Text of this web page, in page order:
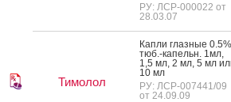
РУ: ЛСР-000022 от
28.03.07
Тимолол
Кап­ли глаз­ные
тюб.-ка­пельн. 1мл,
1,5 мл, 2 мл, 5 мл
10 мл
РУ: ЛСР-007441/09
от 24.09.09